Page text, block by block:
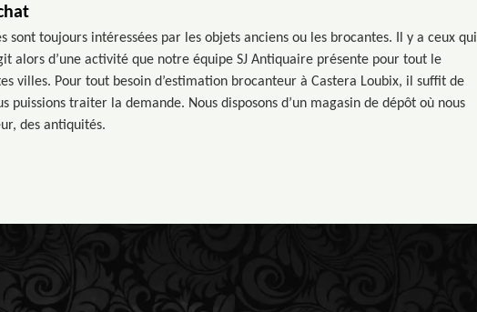
sont toujours intéressées par les objets anciens ou les brocantes. Il y a ceux qui
alors d’une activité que notre équipe SJ Antiquaire présente pour tout le
villes. Pour tout besoin d’estimation brocanteur à Castera Loubix, il suffit de
puissions traiter la demande. Nous disposons d’un magasin de dépôt où nous
des antiquités.